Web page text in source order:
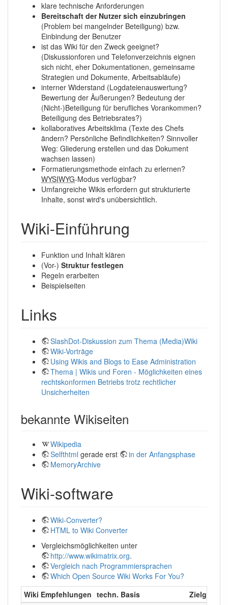
klare technische Anforderungen
Bereitschaft der Nutzer sich einzubringen
(Problem bei mangelnder Beteiligung) bzw.
Einbindung der Benutzer
ist das Wiki für den Zweck geeignet?
(Diskussionforen und Telefonverzeichnis eignen
sich nicht, eher Dokumentationen, gemeinsame
Strategien und Dokumente, Arbeitsabläufe)
interner Widerstand (Logdateienauswertung?
Bewertung der Äußerungen? Bedeutung der
(Nicht-)Beteiligung für berufliches Vorankommen?
Beteiligung des Betriebsrates?)
kollaboratives Arbeitsklima (Texte des Chefs
ändern? Persönliche Befindlichkeiten? Sinnvoller
Weg: Gliederung erstellen und das Dokument
wachsen lassen)
Formatierungsmethode einfach zu erlernen?
WYSIWYG-Modus verfügbar?
Umfangreiche Wikis erfordern gut strukturierte
Inhalte, sonst wird's unübersichtlich.
Wiki-Einführung
Funktion und Inhalt klären
(Vor-) Struktur festlegen
Regeln erarbeiten
Beispielseiten
Links
SlashDot-Diskussion zum Thema (Media)Wiki
Wiki-Vorträge
Using Wikis and Blogs to Ease Administration
Thema | Wikis und Foren - Möglichkeiten eines
rechtskonformen Betriebs trotz rechtlicher
Unsicherheiten
bekannte Wikiseiten
Wikipedia
Selfthtml gerade erst
in der Anfangsphase
MemoryArchive
Wiki-software
Wiki-Converter?
HTML to Wiki Converter
Vergleichsmöglichkeiten unter
http://www.wikimatrix.org.
Vergleich nach Programmiersprachen
Which Open Source Wiki Works For You?
Wiki Empfehlungen techn. Basis
Zielgruppe